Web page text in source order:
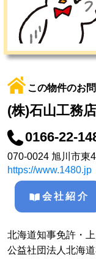
この物件のお
(株)石山工務店
0166-22-
070-0024 旭川市東
https://www.1480.jp
会社紹介
北海道知事免許・
公益社団法人北海